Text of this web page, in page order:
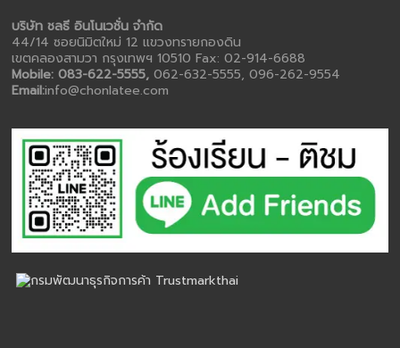
บริษัท ชลธี อินโนเวชั่น จำกัด
44/14 ซอยนิมิตใหม่ 12 แขวงทรายกองดิน
เขตคลองสามวา กรุงเทพฯ 10510 Fax: 02-914-6688
Mobile: 083-622-5555,062-632-5555, 096-262-9554
Email:info@chonlatee.com